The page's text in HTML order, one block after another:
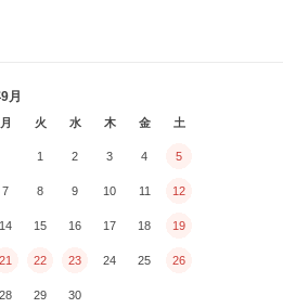
月
月 火 水 木 金 土
1 2 3 4 5
7 8 9 10 11 12
14 15 16 17 18 19
21 22 23 24 25 26
28 29 30